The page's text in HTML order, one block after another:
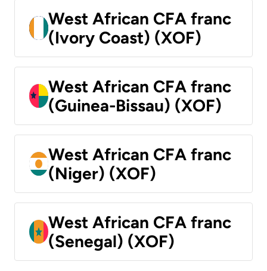
West African CFA franc
(Ivory Coast) (XOF)
West African CFA franc
(Guinea-Bissau) (XOF)
West African CFA franc
(Niger) (XOF)
West African CFA franc
(Senegal) (XOF)